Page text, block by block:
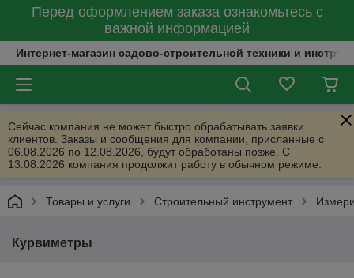
Перед оформлением заказа ознакомьтесь с
важной информацией
Интернет-магазин садово-строительной техники и
Сейчас компания не может быстро обрабатывать заявки
клиентов. Заказы и сообщения для компании, присланные с
06.08.2026 по 12.08.2026, будут обработаны позже. С
13.08.2026 компания продолжит работу в обычном режиме.
Товары и услуги Строительный инструмент
Курвиметры